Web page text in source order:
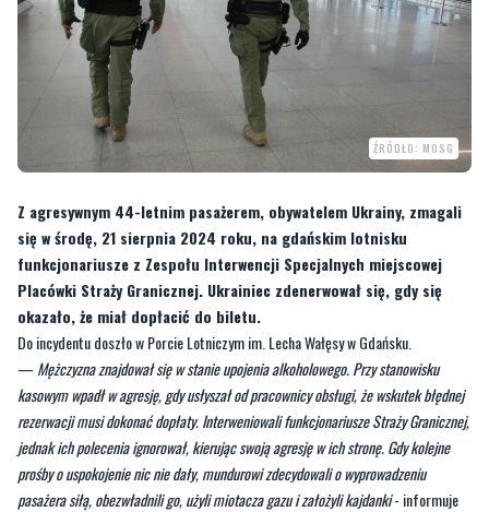
ŹRÓDŁO: MOSG
Z agresywnym 44-letnim pasażerem, obywatelem Ukrainy, zmagali
się w środę, 21 sierpnia 2024 roku, na gdańskim lotnisku
funkcjonariusze z Zespołu Interwencji Specjalnych miejscowej
Placówki Straży Granicznej. Ukrainiec zdenerwował się, gdy się
okazało, że miał dopłacić do biletu.
Do incydentu doszło w Porcie Lotniczym im. Lecha Wałęsy w Gdańsku.
— Mężczyzna znajdował się w stanie upojenia alkoholowego. Przy stanowisku
kasowym wpadł w agresję, gdy usłyszał od pracownicy obsługi, że wskutek błędnej
rezerwacji musi dokonać dopłaty. Interweniowali funkcjonariusze Straży Granicznej,
jednak ich polecenia ignorował, kierując swoją agresję w ich stronę. Gdy kolejne
prośby o uspokojenie nic nie dały, mundurowi zdecydowali o wyprowadzeniu
pasażera siłą, obezwładnili go, użyli miotacza gazu i założyli kajdanki- informuje